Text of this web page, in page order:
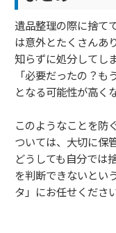
遺品整理の際に捨て
は意外とたくさんあ
知らずに処分してし
「必要だったの？も
となる可能性が高く
このようなことを防
ついては、大切に保
どうしても自分では
を判断できないとい
タ」にお任せください